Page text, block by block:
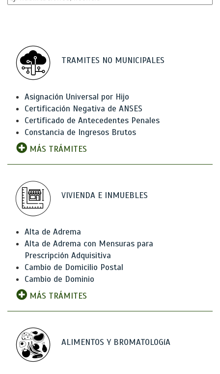
TRAMITES NO MUNICIPALES
Asignación Universal por Hijo
Certificación Negativa de ANSES
Certificado de Antecedentes Penales
Constancia de Ingresos Brutos
MÁS TRÁMITES
VIVIENDA E INMUEBLES
Alta de Adrema
Alta de Adrema con Mensuras para
Prescripción Adquisitiva
Cambio de Domicilio Postal
Cambio de Dominio
MÁS TRÁMITES
ALIMENTOS Y BROMATOLOGíA